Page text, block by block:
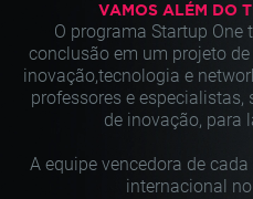
VAMOS ALÉM DO
O programa Startup
conclusão em um projeto
inovação,tecnologia e
professores e especialistas,
de inovação, para
A equipe vencedora de
internacional